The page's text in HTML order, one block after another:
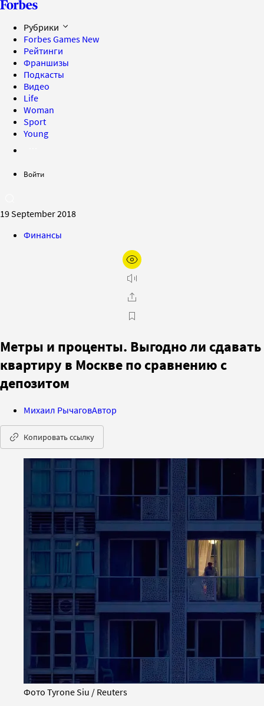
Рубрики
Forbes Games New
Рейтинги
Франшизы
Подкасты
Видео
Life
Woman
Sport
Young
Войти
19 September 2018
Финансы
Метры и проценты. Выгодно ли сдавать
квартиру в Москве по сравнению с
депозитом
Михаил РычаговАвтор
Копировать ссылку
Фото Tyrone Siu / Reuters